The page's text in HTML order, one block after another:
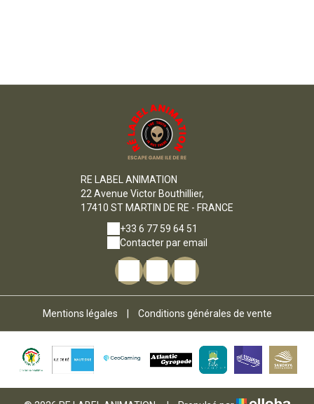
RE LABEL ANIMATION
22 Avenue Victor Bouthillier,
17410 ST MARTIN DE RE - FRANCE
+33 6 77 59 64 51
Contacter par email
Mentions légales Conditions générales de vente